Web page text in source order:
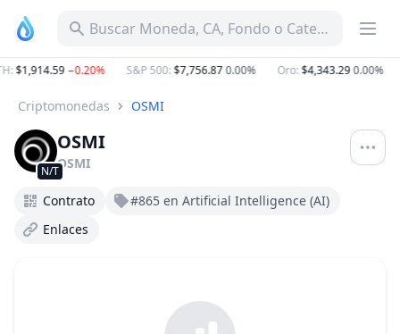
Buscar Moneda, CA, Fondo o Categoría
:$1,914.59−0.20% S&P 500:$7,756.870.00% Oro:$4,343.290.00%
Criptomonedas OSMI
N/T
OSMI
OSMI
Contrato
#865 en Artificial Intelligence (AI)
Enlaces